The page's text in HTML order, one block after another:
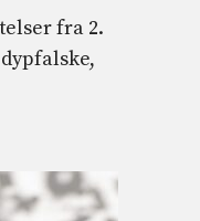
fra 2.